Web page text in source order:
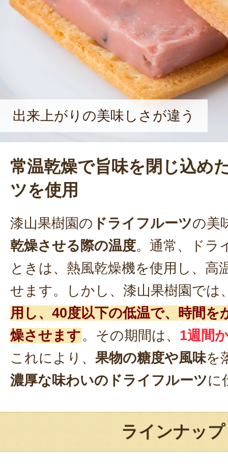
出来上がりの美味しさが違う
常温乾燥で旨味を閉じ込め
ツを使用
漆山果樹園の ドライフルーツの美
乾燥させる際の温度。通常、ドラ
ときは、熱風乾燥機を使用し、高
せます。しかし、漆山果樹園では
用し、40度以下の低温で、時間を
燥させます。その期間は、 1週間
これにより、 果物の糖度や風味を
濃厚な味わいのドライフルーツに
ラインナップ